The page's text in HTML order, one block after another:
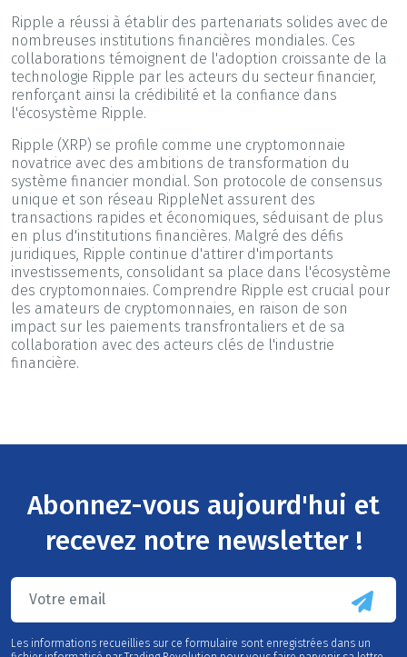
Ripple a réussi à établir des partenariats solides avec de
nombreuses institutions financières mondiales. Ces
collaborations témoignent de l'adoption croissante de la
technologie Ripple par les acteurs du secteur financier,
renforçant ainsi la crédibilité et la confiance dans
l'écosystème Ripple.
Ripple (XRP) se profile comme une cryptomonnaie
novatrice avec des ambitions de transformation du
système financier mondial. Son protocole de consensus
unique et son réseau RippleNet assurent des
transactions rapides et économiques, séduisant de plus
en plus d'institutions financières. Malgré des défis
juridiques, Ripple continue d'attirer d'importants
investissements, consolidant sa place dans l'écosystème
des cryptomonnaies. Comprendre Ripple est crucial pour
les amateurs de cryptomonnaies, en raison de son
impact sur les paiements transfrontaliers et de sa
collaboration avec des acteurs clés de l'industrie
financière.
Abonnez-vous aujourd'hui et
recevez notre newsletter !
Les informations recueillies sur ce formulaire sont enregistrées dans un